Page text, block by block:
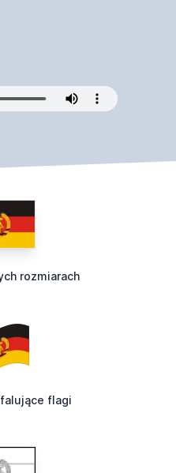
rozmiarach
flagi